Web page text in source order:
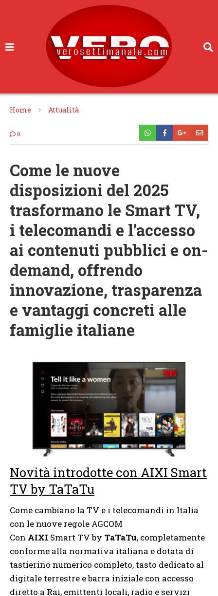
Home Attualità
0
Come le nuove
disposizioni del 2025
trasformano le Smart TV,
i telecomandi e l’accesso
ai contenuti pubblici e on-
demand, offrendo
innovazione, trasparenza
e vantaggi concreti alle
famiglie italiane
Novità introdotte con AIXI Smart
TV by TaTaTu
Come cambiano la TV e i telecomandi in Italia
con le nuove regole AGCOM
Con AIXI Smart TV by TaTaTu, completamente
conforme alla normativa italiana e dotata di
tastierino numerico completo, tasto dedicato al
digitale terrestre e barra iniziale con accesso
diretto a Rai, emittenti locali, radio e servizi